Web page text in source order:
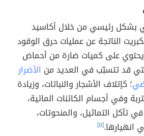
بشكل رئيسي من خلال أكاسيد
الناتجة عن عمليات حرق الوقود
على كميات ضارة من أحماض
قد تتسبّب في العديد من الأضرار
؛ كإتلاف الأشجار والنباتات، وزيادة
وفي أجسام الكائنات المائية،
تآكل التماثيل، والمنحوتات،
انهيارها.[٥]